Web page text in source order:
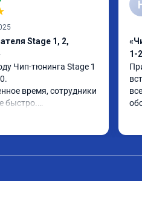
Stage 1, 2,
Чип-тюнинга Stage 1
время, сотрудники
быстро.
всë устраивает.
1-